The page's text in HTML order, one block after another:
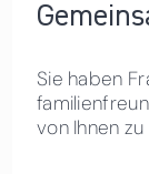
Sie haben
von Ihnen